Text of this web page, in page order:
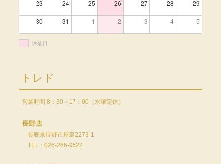
23 24 25 26 27 28 29
30 31 1 2 3 4 5
休業日
トレド
営業時間 8：30～17：00（水曜定休）
長野店
長野県長野市屋島2273-1
TEL：026-266-9522